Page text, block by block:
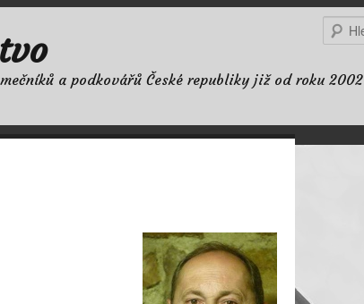
a podkovářů České republiky již od roku 2002